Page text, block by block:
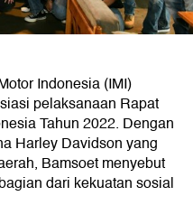
Indonesia (IMI)
pelaksanaan Rapat
Tahun 2022. Dengan
Harley Davidson yang
Bamsoet menyebut
dari kekuatan sosial